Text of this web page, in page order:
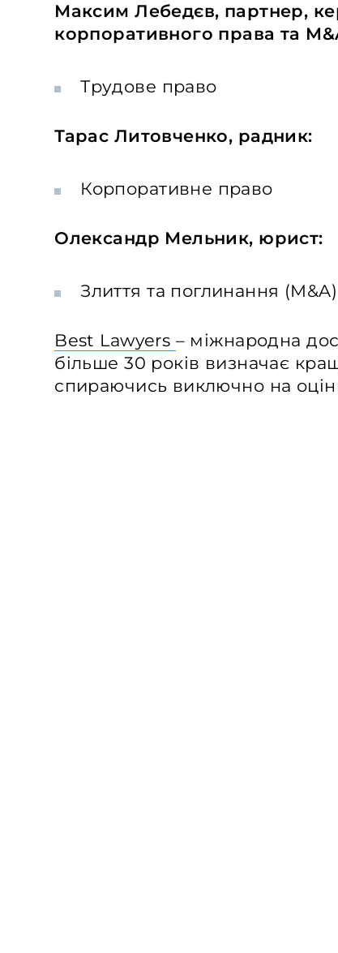
Максим Лебедєв, партнер,
корпоративного права та
Трудове право
Тарас Литовченко, радник:
Корпоративне право
Олександр Мельник, юрист:
Злиття та поглинання (M&A)
Best Lawyers – міжнародна
більше 30 років визначає
спираючись виключно на